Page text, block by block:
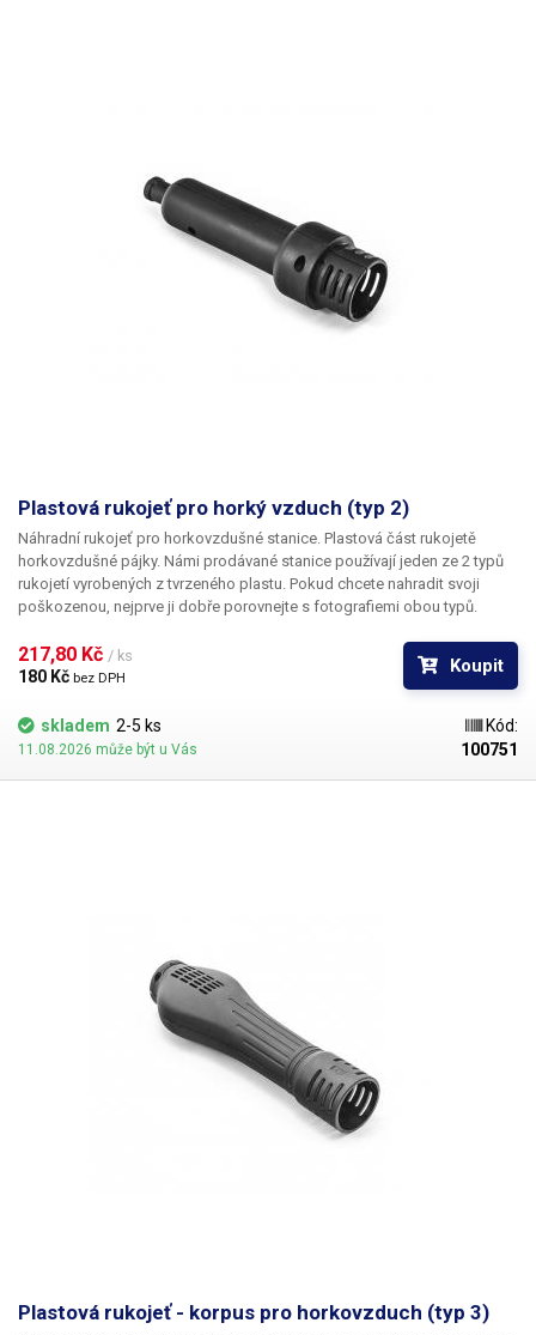
Plastová rukojeť pro horký vzduch (typ 2)
Náhradní rukojeť pro horkovzdušné stanice. Plastová část rukojetě
horkovzdušné pájky. Námi prodávané stanice používají jeden ze 2 typů
rukojetí vyrobených z tvrzeného plastu. Pokud chcete nahradit svoji
poškozenou, nejprve ji dobře porovnejte s fotografiemi obou typů.
217,80 Kč / ks
180 Kč bez DPH
Koupit
skladem 2-5 ks
11.08.2026 může být u Vás
Kód:
100751
Plastová rukojeť - korpus pro horkovzduch (typ 3)